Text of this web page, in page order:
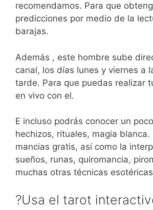
recomendamos. Para que
predicciones por medio de la
barajas.
Además , este hombre sube
canal, los días lunes y viernes a
tarde. Para que puedas realizar
en vivo con el.
E incluso podrás conocer un
hechizos, rituales, magia blanca.
mancias gratis, así como la
sueños, runas, quiromancia,
muchas otras técnicas
?Usa el tarot